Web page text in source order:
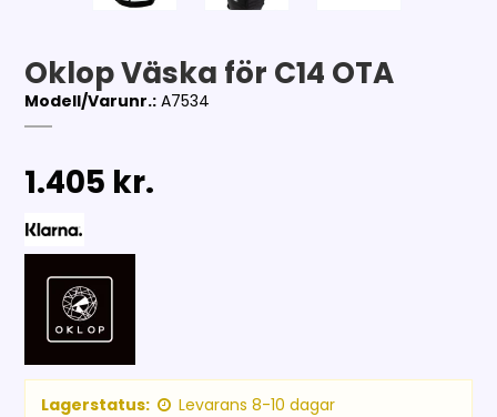
Oklop Väska för C14 OTA
Modell/Varunr.: A7534
1.405 kr.
Lagerstatus: Levarans 8-10 dagar